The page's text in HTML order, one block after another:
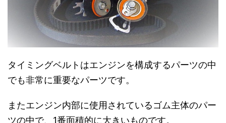
タイミングベルトはエンジンを構成するパーツの中
でも非常に重要なパーツです。
またエンジン内部に使用されているゴム主体のパー
ツの中で、1番面積的に大きいものです。